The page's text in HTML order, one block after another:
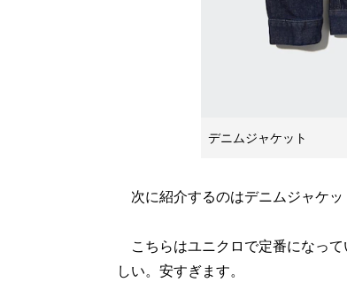
デニムジャケット
次に紹介するのはデニムジャケッ
こちらはユニクロで定番になって
しい。安すぎます。